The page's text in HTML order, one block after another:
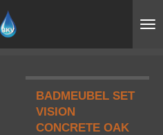
BADMEUBEL SET
VISION
CONCRETE OAK